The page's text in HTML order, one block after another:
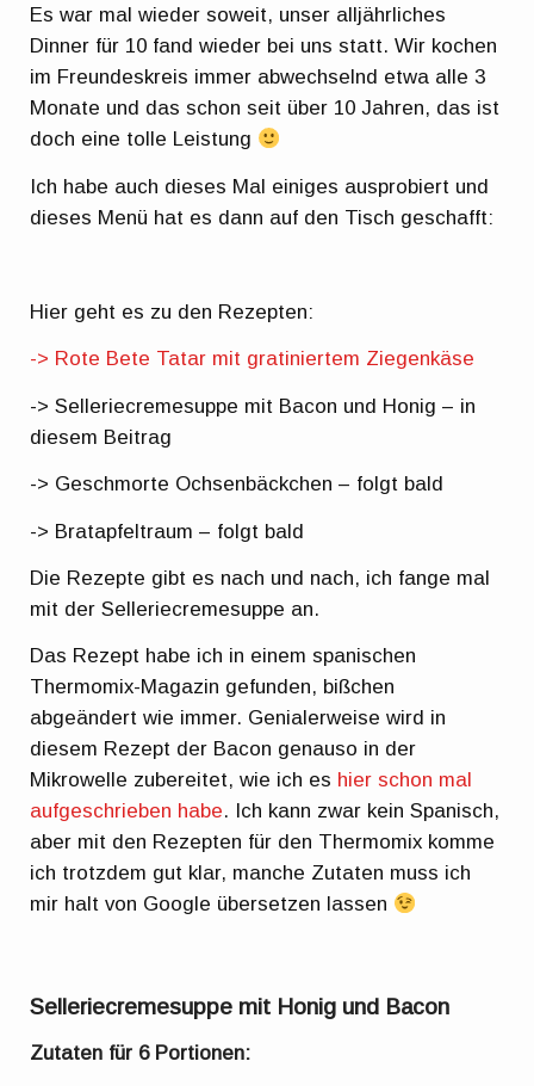
Es war mal wieder soweit, unser alljährliches
Dinner für 10 fand wieder bei uns statt. Wir kochen
im Freundeskreis immer abwechselnd etwa alle 3
Monate und das schon seit über 10 Jahren, das ist
doch eine tolle Leistung
Ich habe auch dieses Mal einiges ausprobiert und
dieses Menü hat es dann auf den Tisch geschafft:
Hier geht es zu den Rezepten:
-> Rote Bete Tatar mit gratiniertem Ziegenkäse
-> Selleriecremesuppe mit Bacon und Honig – in
diesem Beitrag
-> Geschmorte Ochsenbäckchen – folgt bald
-> Bratapfeltraum – folgt bald
Die Rezepte gibt es nach und nach, ich fange mal
mit der Selleriecremesuppe an.
Das Rezept habe ich in einem spanischen
Thermomix-Magazin gefunden, bißchen
abgeändert wie immer. Genialerweise wird in
diesem Rezept der Bacon genauso in der
Mikrowelle zubereitet, wie ich es hier schon mal
aufgeschrieben habe. Ich kann zwar kein Spanisch,
aber mit den Rezepten für den Thermomix komme
ich trotzdem gut klar, manche Zutaten muss ich
mir halt von Google übersetzen lassen
Selleriecremesuppe mit Honig und Bacon
Zutaten für 6 Portionen: